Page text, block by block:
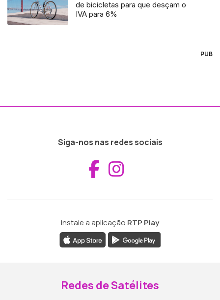
de bicicletas para que desçam o
IVA para 6%
PUB
Siga-nos nas redes sociais
Aceder ao
Instale a aplicação RTP Play
Redes de Satélites